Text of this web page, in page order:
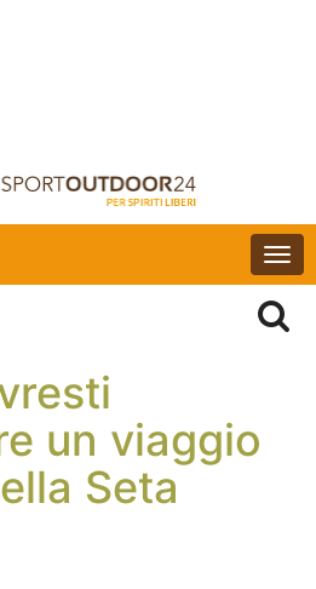
un viaggio
Seta